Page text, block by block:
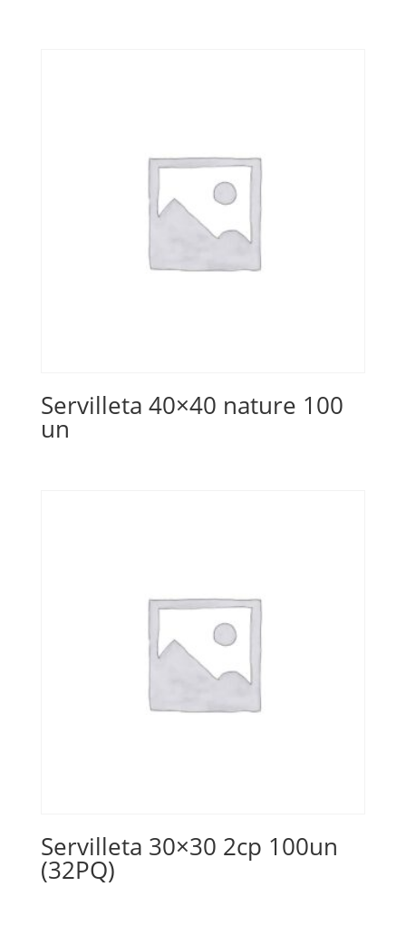
Servilleta 40×40 nature 100
un
Servilleta 30×30 2cp 100un
(32PQ)